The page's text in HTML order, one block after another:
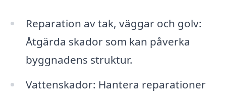
Reparation av tak, väggar och golv:
Åtgärda skador som kan påverka
byggnadens struktur.
Vattenskador: Hantera reparationer